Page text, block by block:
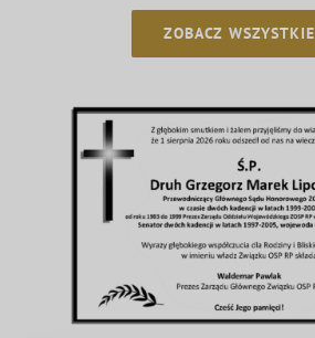
ZOBACZ WSZYSTKIE